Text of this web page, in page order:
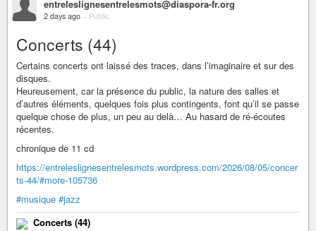
entreleslignesentrelesmots@diaspora-fr.org
2 days ago – Public
Concerts (44)
Certains concerts ont laissé des traces, dans l’imaginaire et sur des
disques.
Heureusement, car la présence du public, la nature des salles et
d’autres éléments, quelques fois plus contingents, font qu’il se passe
quelque chose de plus, un peu au delà… Au hasard de ré-écoutes
récentes.
chronique de 11 cd
https://entreleslignesentrelesmots.wordpress.com/2026/08/05/concer
ts-44/#more-105736
#musique #jazz
Concerts (44)